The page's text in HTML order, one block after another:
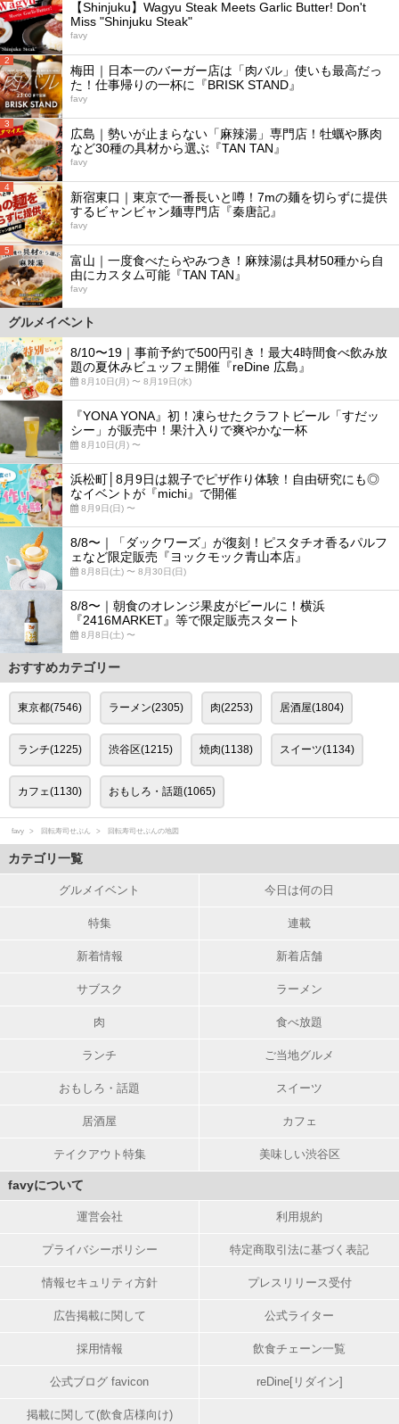
【Shinjuku】Wagyu Steak Meets Garlic Butter! Don't
Miss "Shinjuku Steak"
favy
2
梅田｜日本一のバーガー店は「肉バル」使いも最高だっ
た！仕事帰りの一杯に『BRISK STAND』
favy
3
広島｜勢いが止まらない「麻辣湯」専門店！牡蠣や豚肉
など30種の具材から選ぶ『TAN TAN』
favy
4
新宿東口｜東京で一番長いと噂！7mの麺を切らずに提供
するビャンビャン麺専門店『秦唐記』
favy
5
富山｜一度食べたらやみつき！麻辣湯は具材50種から自
由にカスタム可能『TAN TAN』
favy
グルメイベント
8/10〜19｜事前予約で500円引き！最大4時間食べ飲み放
題の夏休みビュッフェ開催『reDine 広島』
8月10日(月) 〜 8月19日(水)
『YONA YONA』初！凍らせたクラフトビール「すだッ
シー」が販売中！果汁入りで爽やかな一杯
8月10日(月) 〜
浜松町│8月9日は親子でピザ作り体験！自由研究にも◎
なイベントが『michi』で開催
8月9日(日) 〜
8/8〜｜「ダックワーズ」が復刻！ピスタチオ香るパルフ
ェなど限定販売『ヨックモック青山本店』
8月8日(土) 〜 8月30日(日)
8/8〜｜朝食のオレンジ果皮がビールに！横浜
『2416MARKET』等で限定販売スタート
8月8日(土) 〜
おすすめカテゴリー
東京都(7546) ラーメン(2305) 肉(2253) 居酒屋(1804)
ランチ(1225) 渋谷区(1215) 焼肉(1138) スイーツ(1134)
カフェ(1130) おもしろ・話題(1065)
favy 回転寿司せぶん 回転寿司せぶんの地図
カテゴリ一覧
グルメイベント 今日は何の日
特集 連載
新着情報 新着店舗
サブスク ラーメン
肉 食べ放題
ランチ ご当地グルメ
おもしろ・話題 スイーツ
居酒屋 カフェ
テイクアウト特集 美味しい渋谷区
favyについて
運営会社 利用規約
プライバシーポリシー 特定商取引法に基づく表記
情報セキュリティ方針 プレスリリース受付
広告掲載に関して 公式ライター
採用情報 飲食チェーン一覧
公式ブログ favicon reDine[リダイン]
掲載に関して(飲食店様向け)